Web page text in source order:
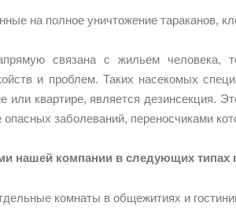
на полное уничтожение тараканов,
связана с жильем человека,
и проблем. Таких насекомых
квартире, является дезинсекция.
заболеваний, переносчиками
нашей компании в следующих
комнаты в общежитиях и